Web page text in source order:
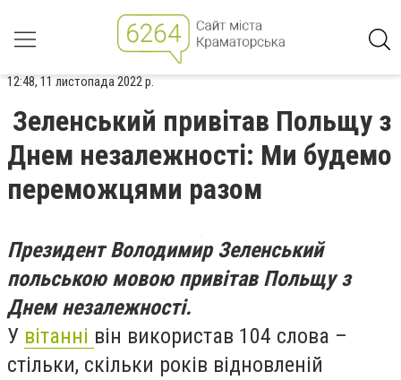
12:48, 11 листопада 2022 р.
Зеленський привітав Польщу з
Днем незалежності: Ми будемо
переможцями разом
Президент Володимир Зеленський
польською мовою привітав Польщу з
Днем незалежності.
У вітанні він використав 104 слова –
стільки, скільки років відновленій